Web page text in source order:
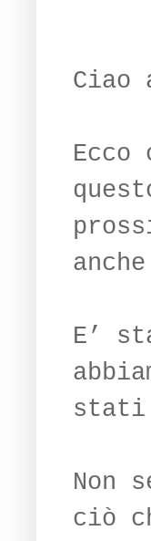
E’
stati
Non
ciò